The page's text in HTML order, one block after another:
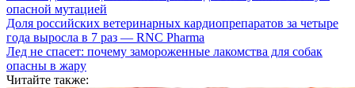
опасной мутацией
Доля российских ветеринарных кардиопрепаратов за четыре
года выросла в 7 раз — RNC Pharma
Лед не спасет: почему замороженные лакомства для собак
опасны в жару
Читайте также: